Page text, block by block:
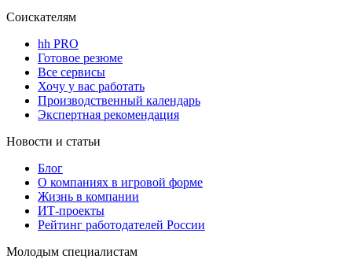
Соискателям
hh PRO
Готовое резюме
Все сервисы
Хочу у вас работать
Производственный календарь
Экспертная рекомендация
Новости и статьи
Блог
О компаниях в игровой форме
Жизнь в компании
ИТ-проекты
Рейтинг работодателей России
Молодым специалистам